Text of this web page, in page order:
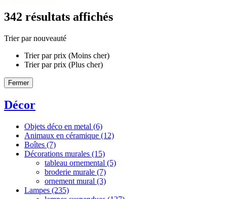
342 résultats affichés
Trier par nouveauté
Trier par prix (Moins cher)
Trier par prix (Plus cher)
Fermer
Décor
Objets déco en metal (6)
Animaux en céramique (12)
Boîtes (7)
Décorations murales (15)
tableau ornemental (5)
broderie murale (7)
ornement mural (3)
Lampes (235)